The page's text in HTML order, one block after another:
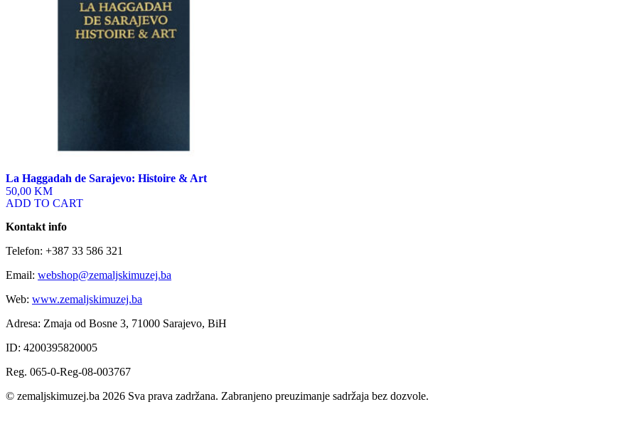
La Haggadah de Sarajevo: Histoire & Art
50,00 KM
ADD TO CART
Kontakt info
Telefon: +387 33 586 321
Email: webshop@zemaljskimuzej.ba
Web: www.zemaljskimuzej.ba
Adresa: Zmaja od Bosne 3, 71000 Sarajevo, BiH
ID: 4200395820005
Reg. 065-0-Reg-08-003767
© zemaljskimuzej.ba 2026 Sva prava zadržana. Zabranjeno preuzimanje sadržaja bez dozvole.